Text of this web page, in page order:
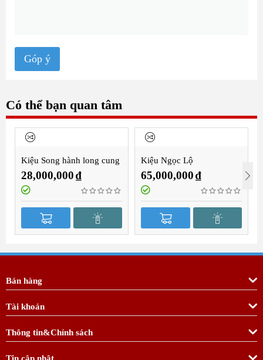
Góp ý
Có thể bạn quan tâm
Kiệu Song hành long cung
2m8
28,000,000₫
Kiệu Ngọc Lộ
65,000,000₫
Bán hàng
Tài khoản
Thông tin&Chính sách